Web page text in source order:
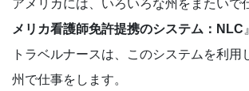
アメリカには、いろいろな州をまたいで
メリカ看護師免許提携のシステム：NLC
トラベルナースは、このシステムを利用
州で仕事をします。